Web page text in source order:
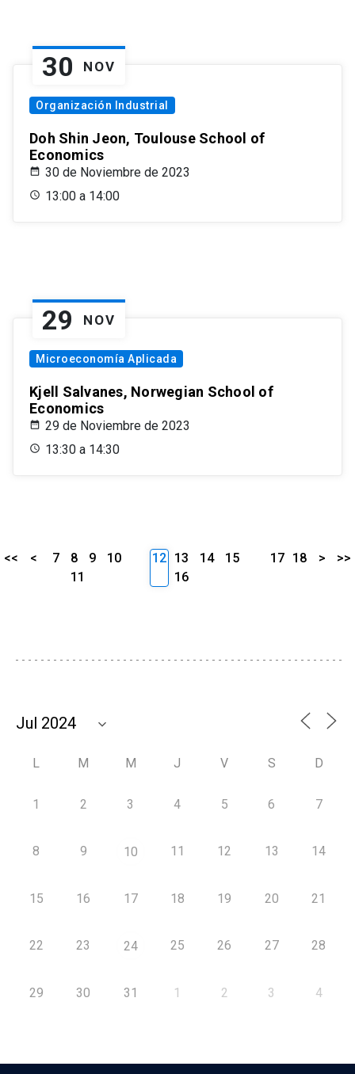
30 NOV
Organización Industrial
Doh Shin Jeon, Toulouse School of
Economics
30 de Noviembre de 2023
13:00 a 14:00
29 NOV
Microeconomía Aplicada
Kjell Salvanes, Norwegian School of
Economics
29 de Noviembre de 2023
13:30 a 14:30
<< < 7 8 9
10
11
12 13 14
15
16
17 18 > >>
L M M J V S D
1 2 3 4 5 6 7
8 9 10 11 12 13 14
15 16 17 18 19 20 21
22 23 24 25 26 27 28
29 30 31 1 2 3 4